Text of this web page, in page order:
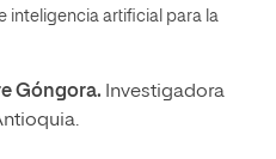
inteligencia artificial para la
Góngora. Investigadora